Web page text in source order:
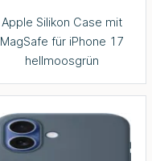
Apple Silikon Case mit
MagSafe für iPhone 17
hellmoosgrün